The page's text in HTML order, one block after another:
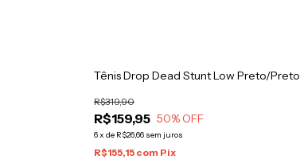
Tênis Drop Dead Stunt Low Preto/Preto
R$159,95
R$319,90
50% OFF
6x de R$26,66 sem juros
R$155,15 com Pix